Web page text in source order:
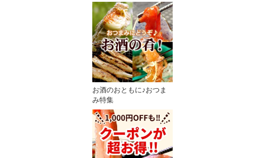
お酒のおともに♪おつま
み特集